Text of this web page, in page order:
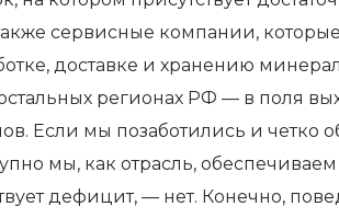
сервисные компании,
доставке и хранению
регионах РФ — в поля
Если мы позаботились и четко
мы, как отрасль,
дефицит, — нет. Конечно,